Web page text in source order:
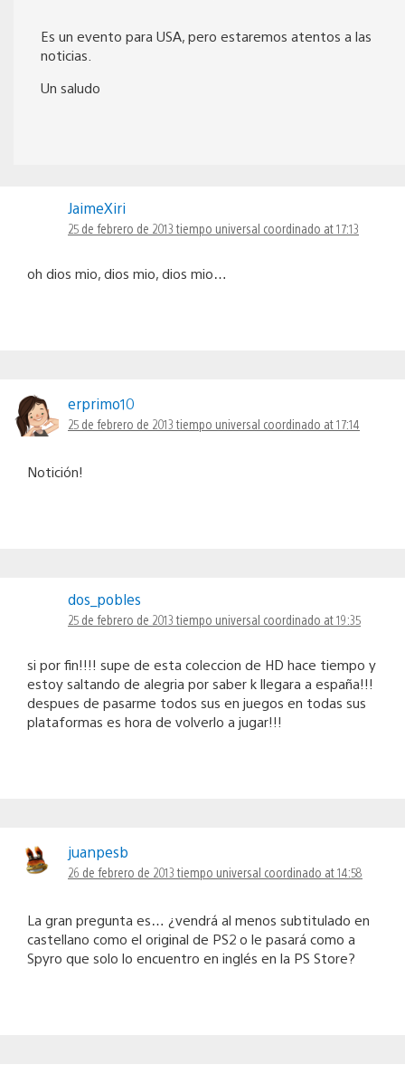
Es un evento para USA, pero estaremos atentos a las
noticias.
Un saludo
JaimeXiri
25 de febrero de 2013 tiempo universal coordinado at 17:13
oh dios mio, dios mio, dios mio…
erprimo10
25 de febrero de 2013 tiempo universal coordinado at 17:14
Notición!
dos_pobles
25 de febrero de 2013 tiempo universal coordinado at 19:35
si por fin!!!! supe de esta coleccion de HD hace tiempo y
estoy saltando de alegria por saber k llegara a españa!!!
despues de pasarme todos sus en juegos en todas sus
plataformas es hora de volverlo a jugar!!!
juanpesb
26 de febrero de 2013 tiempo universal coordinado at 14:58
La gran pregunta es… ¿vendrá al menos subtitulado en
castellano como el original de PS2 o le pasará como a
Spyro que solo lo encuentro en inglés en la PS Store?